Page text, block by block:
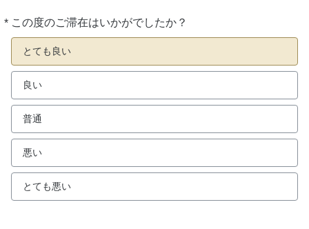
* この度のご滞在はいかがでしたか？
必
須
とても良い
良い
普通
悪い
とても悪い